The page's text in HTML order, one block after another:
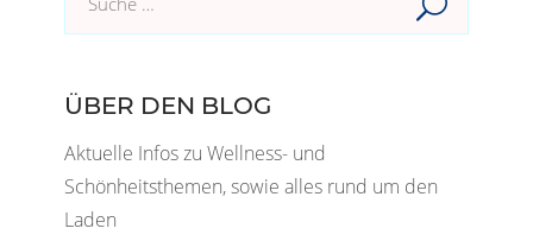
ÜBER DEN BLOG
Aktuelle Infos zu Wellness- und
Schönheitsthemen, sowie alles rund um den
Laden